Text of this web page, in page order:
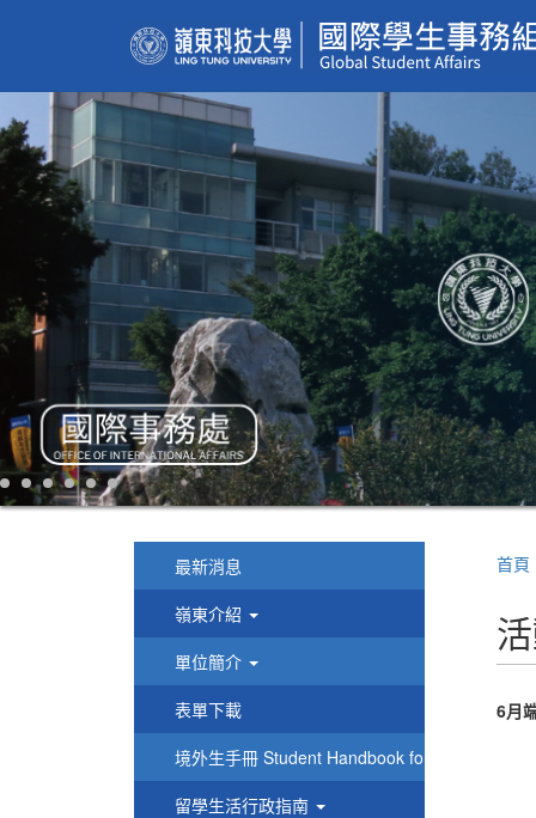
最新消息
嶺東介紹
單位簡介
表單下載
境外生手冊 Student Handbook for International
留學生活行政指南
首頁
6月